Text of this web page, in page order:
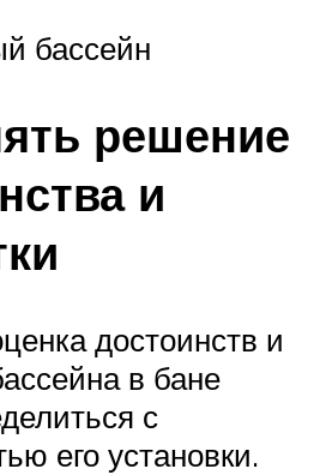
бассейн
решение
и
достоинств и
в бане
с
его установки.